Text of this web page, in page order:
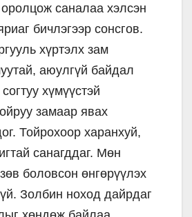
оролцож саналаа хэлсэн
бичлэгээр сонсгов.
хүртэлх зам
аюулгүй байдал
хүмүүстэй
замаар явах
Тойрохоор харанхуй,
санагддаг. Мөн
боловсон өнгөрүүлэх
Золбин ноход дайрдаг